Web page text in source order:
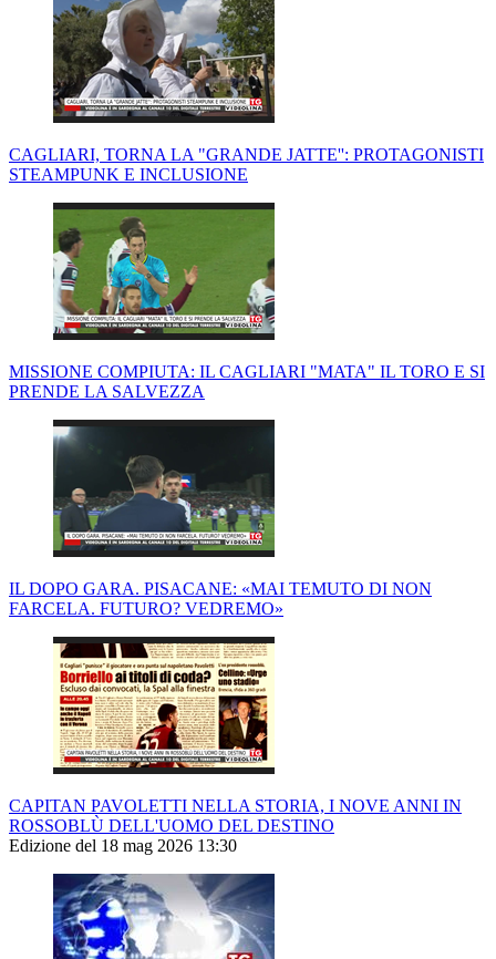
CAGLIARI, TORNA LA "GRANDE JATTE'': PROTAGONISTI
STEAMPUNK E INCLUSIONE
MISSIONE COMPIUTA: IL CAGLIARI "MATA" IL TORO E SI
PRENDE LA SALVEZZA
IL DOPO GARA. PISACANE: «MAI TEMUTO DI NON
FARCELA. FUTURO? VEDREMO»
CAPITAN PAVOLETTI NELLA STORIA, I NOVE ANNI IN
ROSSOBLÙ DELL'UOMO DEL DESTINO
Edizione del 18 mag 2026 13:30